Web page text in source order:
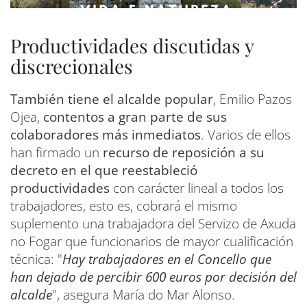
Productividades discutidas y
discrecionales
También tiene el alcalde popular, Emilio Pazos
Ojea, contentos a gran parte de sus
colaboradores más inmediatos. Varios de ellos
han firmado un recurso de reposición a su
decreto en el que reestableció
productividades con carácter lineal a todos los
trabajadores, esto es, cobrará el mismo
suplemento una trabajadora del Servizo de Axuda
no Fogar que funcionarios de mayor cualificación
técnica: "Hay trabajadores en el Concello que
han dejado de percibir 600 euros por decisión del
alcalde", asegura María do Mar Alonso.